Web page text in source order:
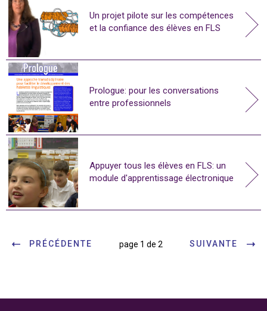
Un projet pilote sur les compétences
et la confiance des élèves en FLS
Prologue: pour les conversations
entre professionnels
Appuyer tous les élèves en FLS: un
module d'apprentissage électronique
PRÉCÉDENTE page 1 de 2 SUIVANTE